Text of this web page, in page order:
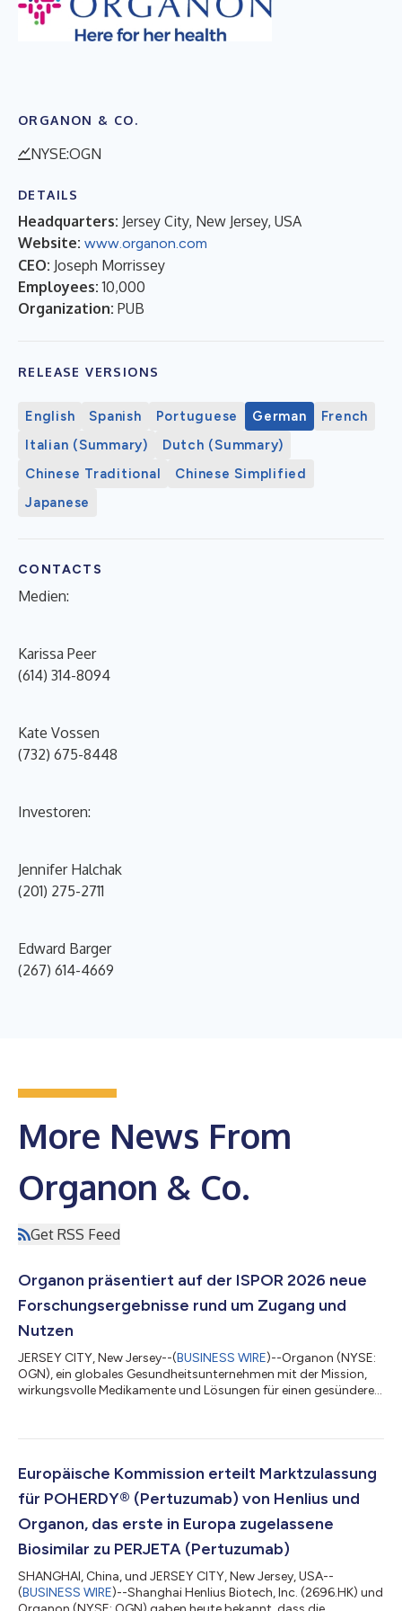
ORGANON & CO.
NYSE:OGN
DETAILS
Headquarters: Jersey City, New Jersey, USA
Website: www.organon.com
CEO: Joseph Morrissey
Employees: 10,000
Organization: PUB
RELEASE VERSIONS
English Spanish Portuguese German
French
Italian (Summary)
Dutch (Summary)
Chinese Traditional
Chinese Simplified
Japanese
CONTACTS
Medien:
Karissa Peer
(614) 314-8094
Kate Vossen
(732) 675-8448
Investoren:
Jennifer Halchak
(201) 275-2711
Edward Barger
(267) 614-4669
More News From
Organon & Co.
Get RSS Feed
Organon präsentiert auf der ISPOR 2026 neue
Forschungsergebnisse rund um Zugang und
Nutzen
JERSEY CITY, New Jersey--(BUSINESS WIRE)--Organon (NYSE:
OGN), ein globales Gesundheitsunternehmen mit der Mission,
wirkungsvolle Medikamente und Lösungen für einen gesünderen
International Society for Pharmacoeconomics and Outcomes
Frauengesundheit, Biosimilars, Dermatologie und Neurologie
vorstellen. Die Konferenz mit Schwerpunkt a...
Europäische Kommission erteilt Marktzulassung
für POHERDY® (Pertuzumab) von Henlius und
Organon, das erste in Europa zugelassene
Biosimilar zu PERJETA (Pertuzumab)
SHANGHAI, China, und JERSEY CITY, New Jersey, USA--
(BUSINESS WIRE)--Shanghai Henlius Biotech, Inc. (2696.HK) und